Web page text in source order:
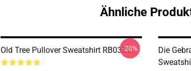
Ähnliche
Old Tree Pullover Sweatshirt RB0301-20%
Die